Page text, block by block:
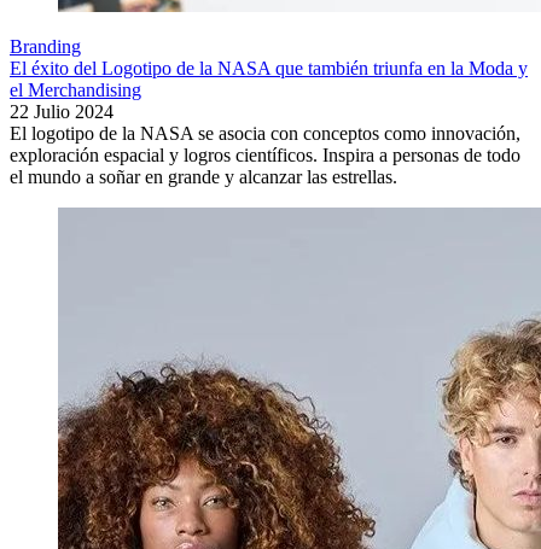
Branding
El éxito del Logotipo de la NASA que también triunfa en la Moda y
el Merchandising
22 Julio 2024
El logotipo de la NASA se asocia con conceptos como innovación,
exploración espacial y logros científicos. Inspira a personas de todo
el mundo a soñar en grande y alcanzar las estrellas.